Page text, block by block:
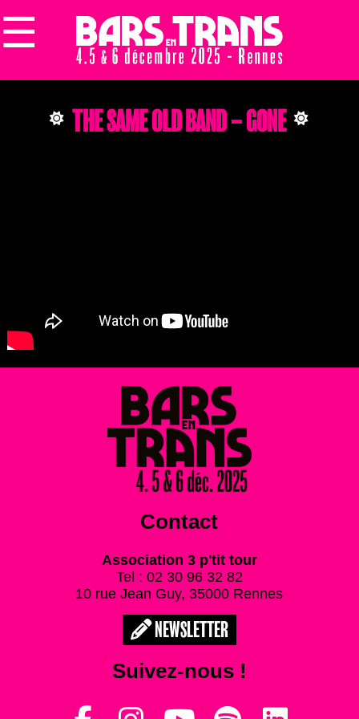
☰
THE SAME OLD BAND – GONE
Contact
Association 3 p'tit tour
Tel : 02 30 96 32 82
10 rue Jean Guy, 35000 Rennes
NEWSLETTER
Suivez-nous !